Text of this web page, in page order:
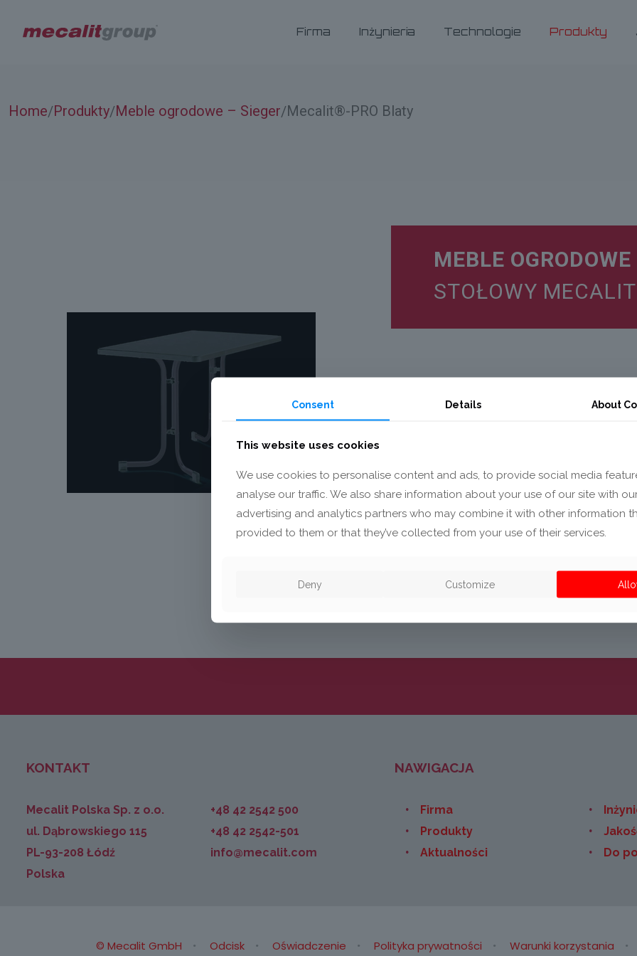
Firma Inżynieria Technologie Produkty
Home/Produkty/Meble ogrodowe – Sieger/Mecalit®-PRO Blaty
MEBLE OGRODOWE
STOŁOWY
Meble stosowane na zewnątrz
na ekstremalne warunki
prowadzą do rozszerzenia i
krawędziach formowanej płyty
wymagania dzięki
elastycznego i
sztucznemu oraz specjalnym
technologicznemu.
KONTAKT
Mecalit Polska Sp. z o.o.
ul. Dąbrowskiego 115
PL-93-208 Łódź
Polska
+48 42 2542 500
+48 42 2542-501
info@mecalit.com
NAWIGACJA
Firma
Produkty
Aktualności
Do
© Mecalit GmbH Odcisk Oświadczenie Polityka prywatności Warunki korzystania
Consent Details About
This website uses cookies
We use cookies to personalise content and ads, to provide social media
analyse our traffic. We also share information about your use of our site with
advertising and analytics partners who may combine it with other information
provided to them or that they’ve collected from your use of their services.
Deny Customize